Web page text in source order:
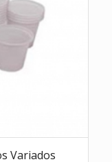
Variados